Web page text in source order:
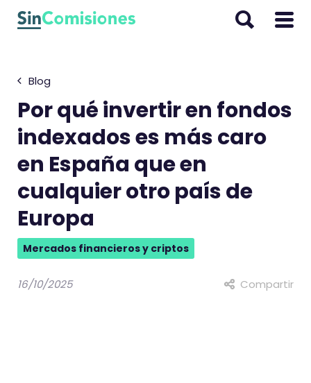
Blog
Por qué invertir en fondos
indexados es más caro
en España que en
cualquier otro país de
Europa
Mercados financieros y criptos
16/10/2025 Compartir